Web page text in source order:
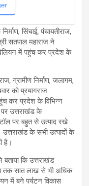
सिंचाई, पंचायतीराज,
सतपाल महाराज ने
में पहुंच कर प्रदेश के
ग्रामीण निर्माण, जलागम,
को प्रयागराज
कर प्रदेश के विभिन्न
पर उत्तराखंड के
पर बहुत से उत्पाद रखे
के सभी उत्पादों के
है।
बताया कि उत्तराखंड
तक सात लाख से भी अधिक
में बने पर्यटन विकास